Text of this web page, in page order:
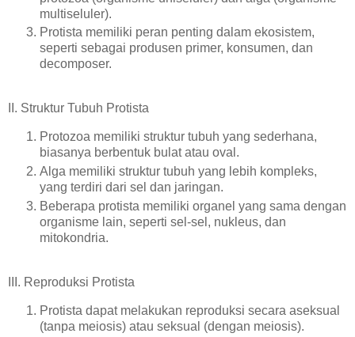
multiseluler).
Protista memiliki peran penting dalam ekosistem,
seperti sebagai produsen primer, konsumen, dan
decomposer.
II. Struktur Tubuh Protista
Protozoa memiliki struktur tubuh yang sederhana,
biasanya berbentuk bulat atau oval.
Alga memiliki struktur tubuh yang lebih kompleks,
yang terdiri dari sel dan jaringan.
Beberapa protista memiliki organel yang sama dengan
organisme lain, seperti sel-sel, nukleus, dan
mitokondria.
III. Reproduksi Protista
Protista dapat melakukan reproduksi secara aseksual
(tanpa meiosis) atau seksual (dengan meiosis).